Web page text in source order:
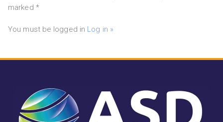
marked *
You must be logged in Log in »